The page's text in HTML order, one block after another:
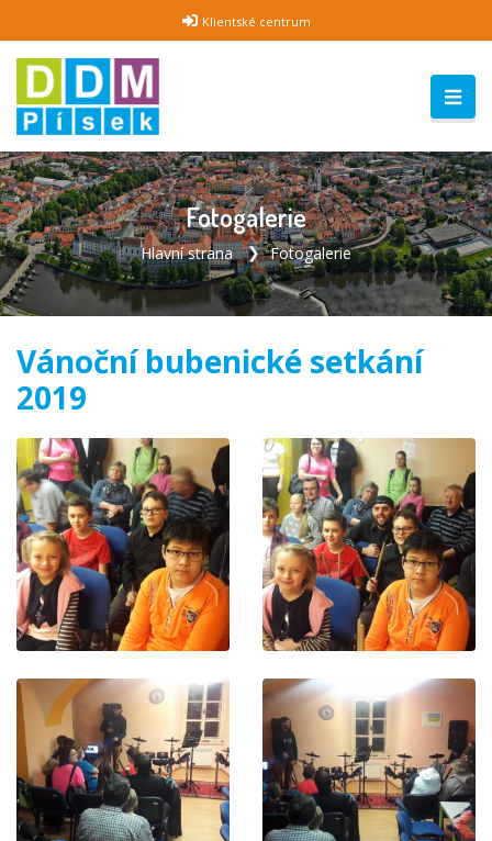
Klientské centrum
Fotogalerie
Hlavní strana Fotogalerie
Vánoční bubenické setkání
2019